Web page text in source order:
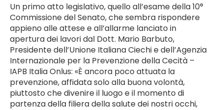
Un primo atto legislativo, quello all’esame della 10°
Commissione del Senato, che sembra rispondere
appieno alle attese e all’allarme lanciato in
apertura dei lavori dal Dott. Mario Barbuto,
Presidente dell’Unione Italiana Ciechi e dell’Agenzia
Internazionale per la Prevenzione della Cecità –
IAPB Italia Onlus: «È ancora poco attuata la
prevenzione, affidata solo alla buona volontà,
piuttosto che divenire il luogo e il momento di
partenza della filiera della salute dei nostri occhi,